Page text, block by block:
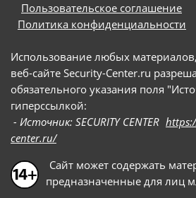
Пользовательское соглашение
Политика конфиденциальности
Использование любых
веб-сайте Security-Center.ru
обязательного указания поля
гиперссылкой:
- Источник: SECURITY CENTER
center.ru/
Сайт может содержать
предназначенные для лиц